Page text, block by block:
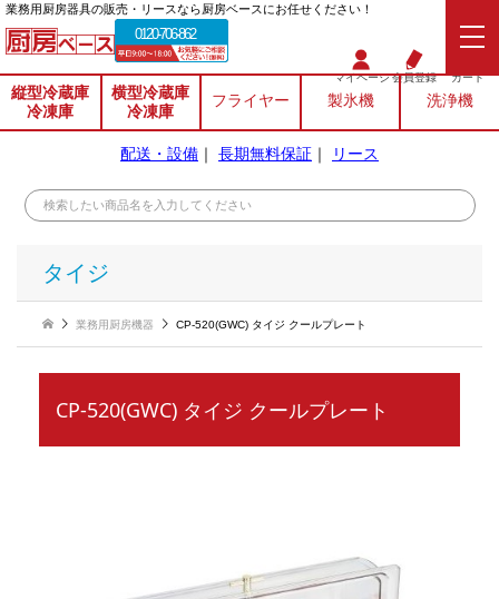
業務⽤厨房器具の販売・リースなら厨房ベースにお任せください！
0120-706-862
マイページ会員登録 カート
縦型冷蔵庫
冷凍庫
横型冷蔵庫
冷凍庫
フライヤー 製氷機 洗浄機
配送・設備 ｜ 長期無料保証 ｜ リース
タイジ
業務用厨房機器 CP-520(GWC) タイジ クールプレート
CP-520(GWC) タイジ クールプレート